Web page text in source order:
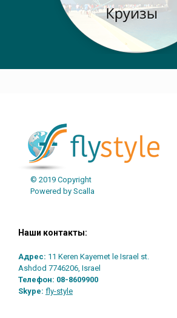
© 2019 Copyright
Powered by Scalla
Наши контакты:
Адрес: 11 Keren Kayemet le Israel st.
Ashdod 7746206, Israel
Телефон: 08-8609900
Skype: fly-style